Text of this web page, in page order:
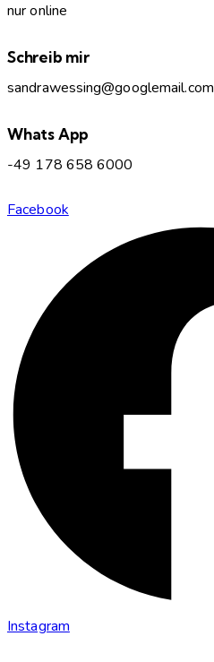
nur online
Schreib mir
sandrawessing@googlemail.com
Whats App
-49 178 658 6000
Facebook
Instagram